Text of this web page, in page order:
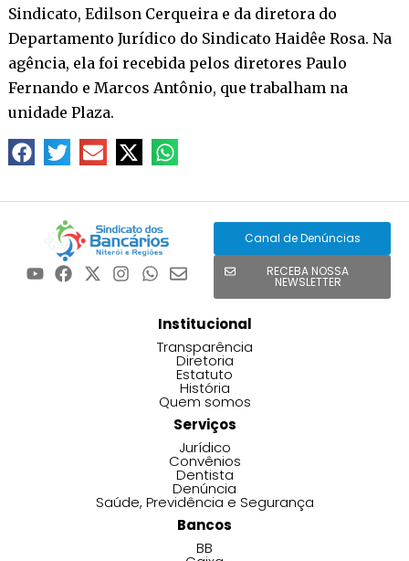
Sindicato, Edilson Cerqueira e da diretora do
Departamento Jurídico do Sindicato Haidêe Rosa. Na
agência, ela foi recebida pelos diretores Paulo
Fernando e Marcos Antônio, que trabalham na
unidade Plaza.
Canal de Denúncias
RECEBA NOSSA
NEWSLETTER
Institucional
Transparência
Diretoria
Estatuto
História
Quem somos
Serviços
Jurídico
Convênios
Dentista
Denúncia
Saúde, Previdência e Segurança
Bancos
BB